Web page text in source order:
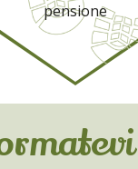
pensione